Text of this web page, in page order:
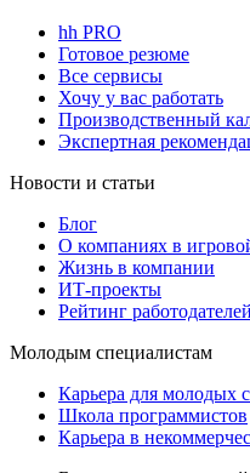
hh PRO
Готовое резюме
Все сервисы
Хочу у вас работать
Производственный
Экспертная
Новости и статьи
Блог
О компаниях в
Жизнь в компании
ИТ-проекты
Рейтинг
Молодым специалистам
Карьера для молодых
Школа программистов
Карьера в